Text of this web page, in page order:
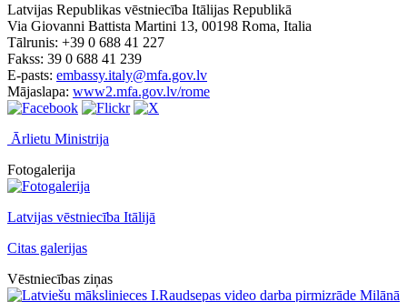
Latvijas Republikas vēstniecība Itālijas Republikā
Via Giovanni Battista Martini 13, 00198 Roma, Italia
Tālrunis: +39 0 688 41 227
Fakss: 39 0 688 41 239
E-pasts: embassy.italy@mfa.gov.lv
Mājaslapa: www2.mfa.gov.lv/rome
Ārlietu Ministrija
Fotogalerija
Latvijas vēstniecība Itālijā
Citas galerijas
Vēstniecības ziņas